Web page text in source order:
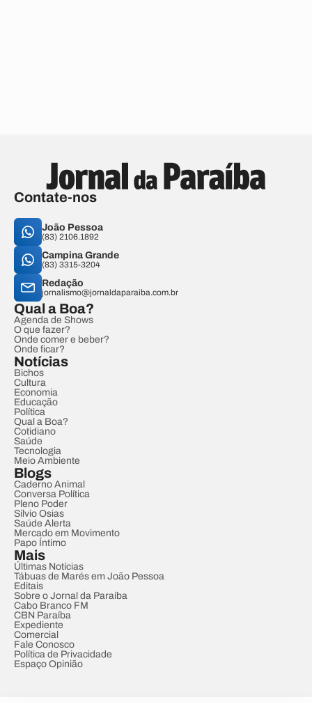
Contate-nos
João Pessoa
(83) 2106.1892
Campina Grande
(83) 3315-3204
Redação
jornalismo@jornaldaparaiba.com.br
Qual a Boa?
Agenda de Shows
O que fazer?
Onde comer e beber?
Onde ficar?
Notícias
Bichos
Cultura
Economia
Educação
Política
Qual a Boa?
Cotidiano
Saúde
Tecnologia
Meio Ambiente
Blogs
Caderno Animal
Conversa Política
Pleno Poder
Sílvio Osias
Saúde Alerta
Mercado em Movimento
Papo Íntimo
Mais
Últimas Notícias
Tábuas de Marés em João Pessoa
Editais
Sobre o Jornal da Paraíba
Cabo Branco FM
CBN Paraíba
Expediente
Comercial
Fale Conosco
Política de Privacidade
Espaço Opinião